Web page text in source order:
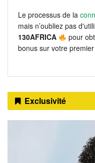
Le processus de la
mais n’oubliez pas
130AFRICA
pour
bonus sur votre
Exclusivité